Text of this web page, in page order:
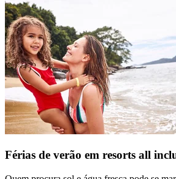
Férias de verão em resorts all